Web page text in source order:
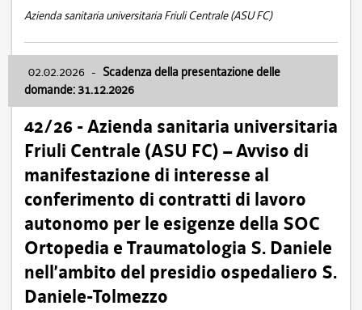
Azienda sanitaria universitaria Friuli Centrale (ASU FC)
02.02.2026 - Scadenza della presentazione delle
domande: 31.12.2026
42/26 - Azienda sanitaria universitaria
Friuli Centrale (ASU FC) – Avviso di
manifestazione di interesse al
conferimento di contratti di lavoro
autonomo per le esigenze della SOC
Ortopedia e Traumatologia S. Daniele
nell’ambito del presidio ospedaliero S.
Daniele-Tolmezzo